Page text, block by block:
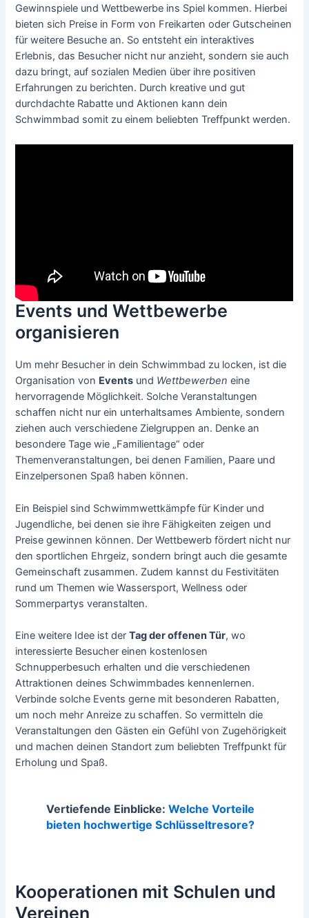
Gewinnspiele und Wettbewerbe ins Spiel kommen. Hierbei
bieten sich Preise in Form von Freikarten oder Gutscheinen
für weitere Besuche an. So entsteht ein interaktives
Erlebnis, das Besucher nicht nur anzieht, sondern sie auch
dazu bringt, auf sozialen Medien über ihre positiven
Erfahrungen zu berichten. Durch kreative und gut
durchdachte Rabatte und Aktionen kann dein
Schwimmbad somit zu einem beliebten Treffpunkt werden.
Events und Wettbewerbe
organisieren
Um mehr Besucher in dein Schwimmbad zu locken, ist die
Organisation von Events und Wettbewerben eine
hervorragende Möglichkeit. Solche Veranstaltungen
schaffen nicht nur ein unterhaltsames Ambiente, sondern
ziehen auch verschiedene Zielgruppen an. Denke an
besondere Tage wie „Familientage“ oder
Themenveranstaltungen, bei denen Familien, Paare und
Einzelpersonen Spaß haben können.
Ein Beispiel sind Schwimmwettkämpfe für Kinder und
Jugendliche, bei denen sie ihre Fähigkeiten zeigen und
Preise gewinnen können. Der Wettbewerb fördert nicht nur
den sportlichen Ehrgeiz, sondern bringt auch die gesamte
Gemeinschaft zusammen. Zudem kannst du Festivitäten
rund um Themen wie Wassersport, Wellness oder
Sommerpartys veranstalten.
Eine weitere Idee ist derTag der offenen Tür, wo
interessierte Besucher einen kostenlosen
Schnupperbesuch erhalten und die verschiedenen
Attraktionen deines Schwimmbades kennenlernen.
Verbinde solche Events gerne mit besonderen Rabatten,
um noch mehr Anreize zu schaffen. So vermitteln die
Veranstaltungen den Gästen ein Gefühl von Zugehörigkeit
und machen deinen Standort zum beliebten Treffpunkt für
Erholung und Spaß.
Vertiefende Einblicke: Welche Vorteile
bieten hochwertige Schlüsseltresore?
Kooperationen mit Schulen und
Vereinen